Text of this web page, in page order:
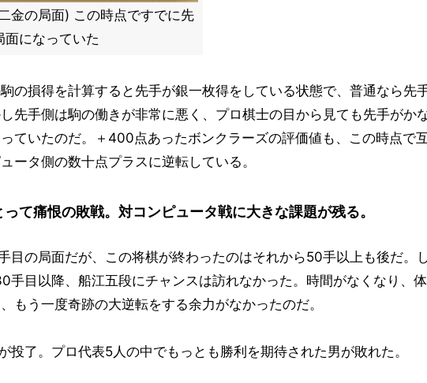
金の局面) この時点ですでに先
になっていた
の損得を計算すると先手が銀一枚得をしている状態で、普通なら先
先手側は駒の働きが非常に悪く、プロ棋士の目から見ても先手がか
ていたのだ。＋400点あったボンクラーズの評価値も、この時点で
ータ側の数十点プラスに逆転している。
て痛恨の敗戦。対コンピュータ戦に大きな課題が残る。
目の局面だが、この将棋が終わったのはそれから50手以上も後だ。
手目以降、船江五段にチャンスは訪れなかった。時間がなくなり、
もう一度奇跡の大逆転をする余力がなかったのだ。
投了。プロ代表5人の中でもっとも勝利を期待された男が敗れた。